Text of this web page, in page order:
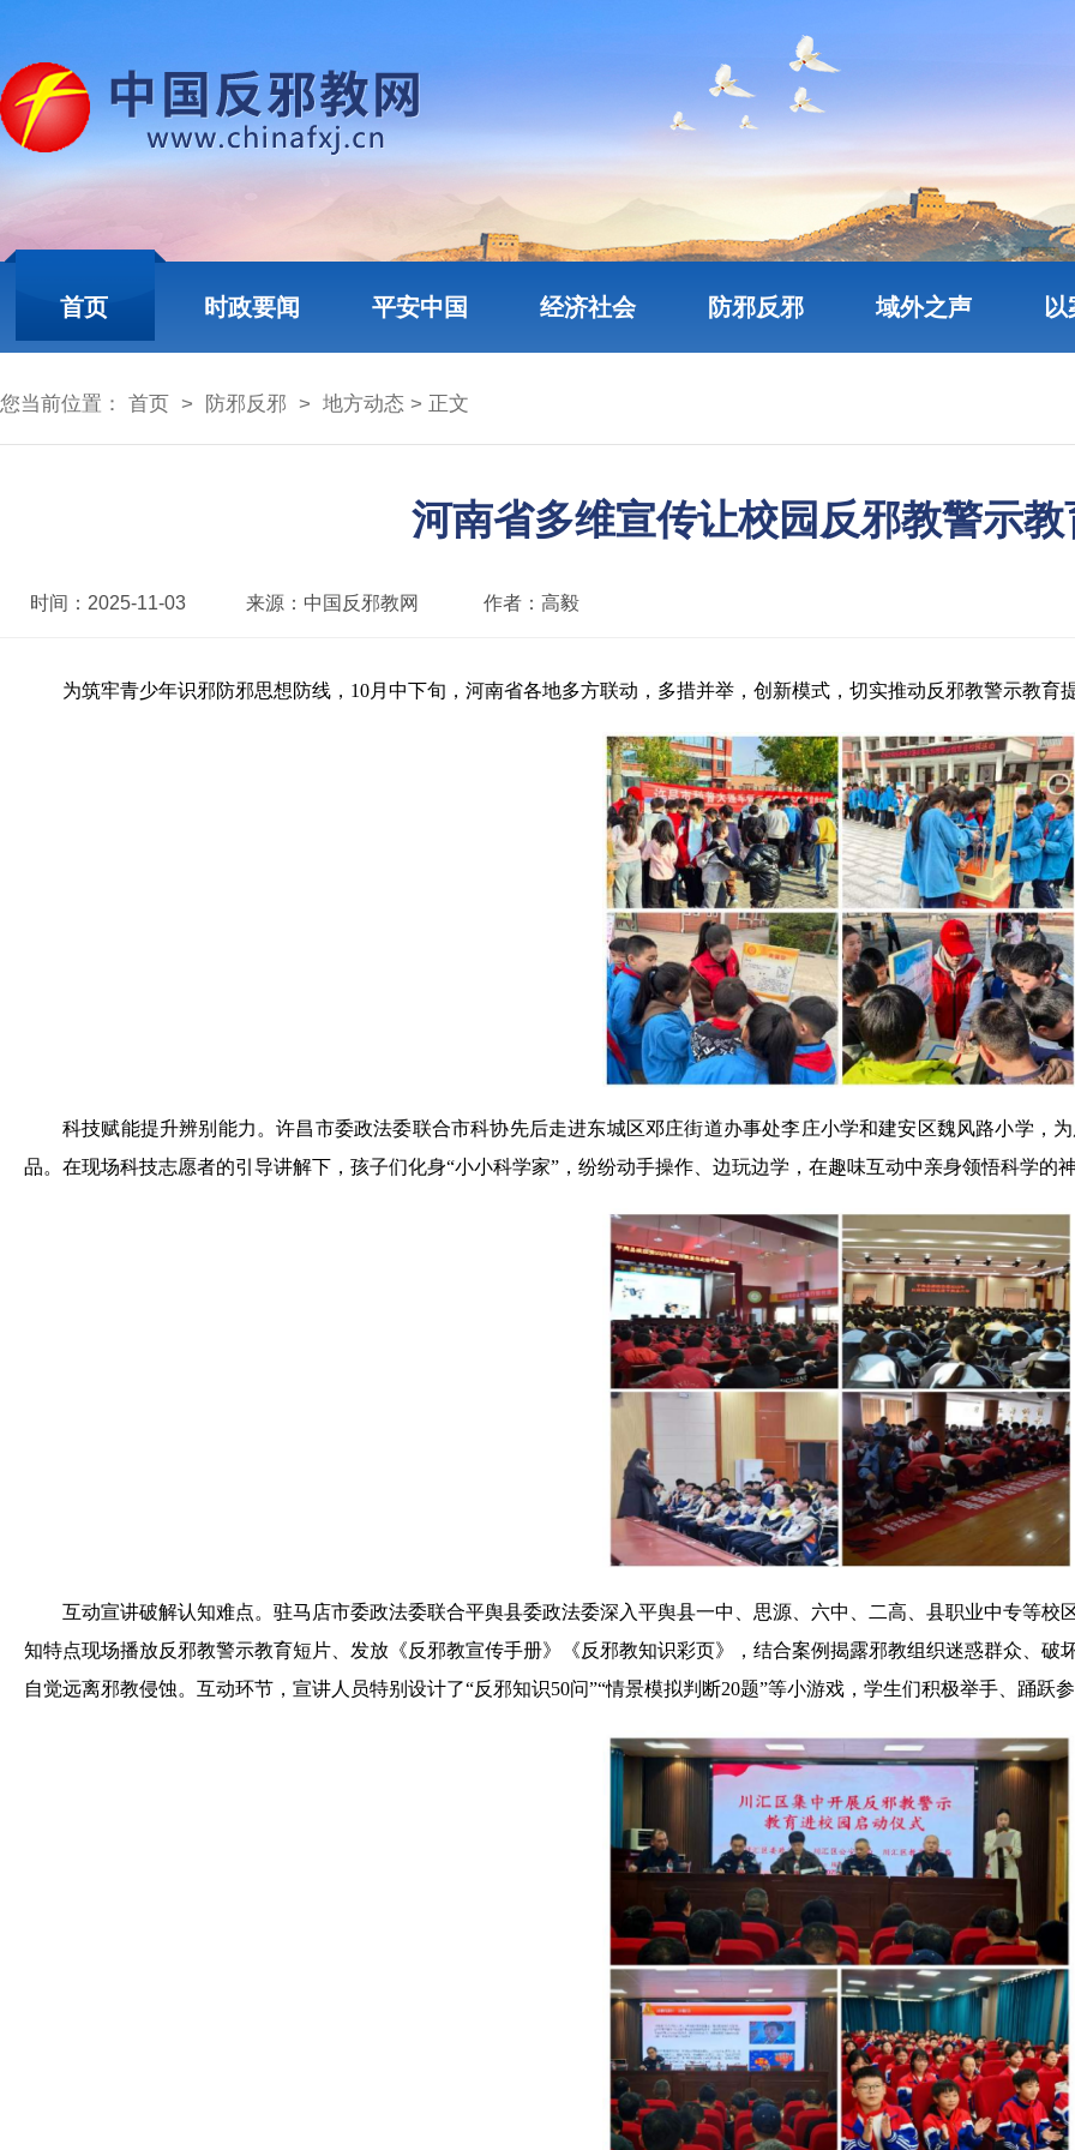
首页 时政要闻 平安中国 经济社会 防邪反邪 域外之声
您当前位置： 首页 > 防邪反邪 > 地方动态 > 正文
河南省多维宣传让校园反邪教警示
时间： 2025-11-03 来源： 中国反邪教网 作者： 高毅
为筑牢青少年识邪防邪思想防线，10月中下旬，河南省各地多方联动，多措并举，创新模式，切实推动反邪教警示教
科技赋能提升辨别能力。许昌市委政法委联合市科协先后走进东城区邓庄街道办事处李庄小学和建安区魏风路小学，
品。在现场科技志愿者的引导讲解下，孩子们化身“小小科学家”，纷纷动手操作、边玩边学，在趣味互动中亲身领悟科学
互动宣讲破解认知难点。驻马店市委政法委联合平舆县委政法委深入平舆县一中、思源、六中、二高、县职业中专等
知特点现场播放反邪教警示教育短片、发放《反邪教宣传手册》《反邪教知识彩页》，结合案例揭露邪教组织迷惑群众、
自觉远离邪教侵蚀。互动环节，宣讲人员特别设计了“反邪知识50问”“情景模拟判断20题”等小游戏，学生们积极举手、踊跃